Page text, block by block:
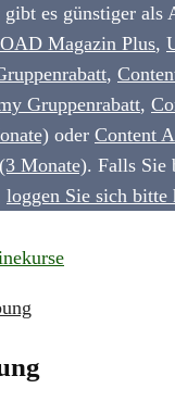
es günstiger als
Magazin Plus,
,
Gruppenrabatt,
oder Content
Monate). Falls Sie
loggen Sie sich bitte